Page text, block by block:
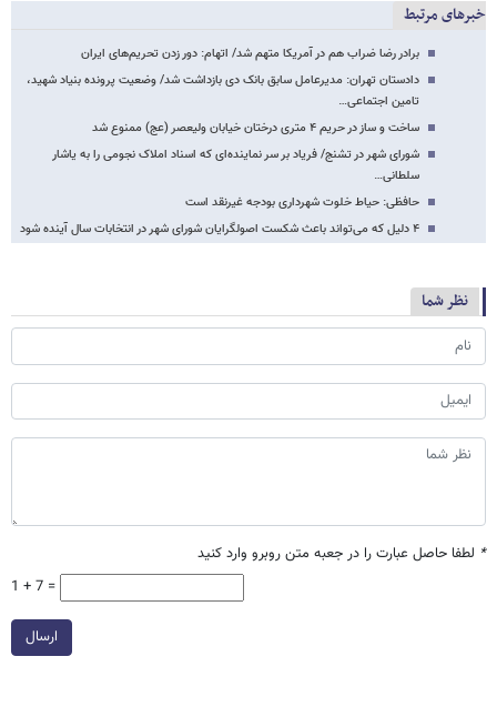
خبرهای مرتبط
برادر رضا ضراب هم در آمریکا متهم شد/ اتهام: دور زدن تحریم‌های ایران
دادستان تهران: مدیرعامل سابق بانک دی بازداشت شد/ وضعیت پرونده بنیاد شهید،
تامین اجتماعی…
ساخت و ساز در حریم ۴ متری درختان خیابان ولیعصر (عج) ممنوع شد
شورای شهر در تشنج/ فریاد بر سر نماینده‌ای که اسناد املاک نجومی را به یاشار
سلطانی…
حافظی: حیاط خلوت شهرداری بودجه غیرنقد است
۴ دلیل که می‌تواند باعث شکست اصولگرایان شورای شهر در انتخابات سال آینده شود
نظر شما
* لطفا حاصل عبارت را در جعبه متن روبرو وارد کنید
1 + 7 =
ارسال